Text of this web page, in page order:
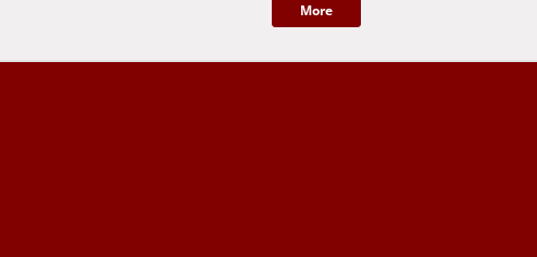
More